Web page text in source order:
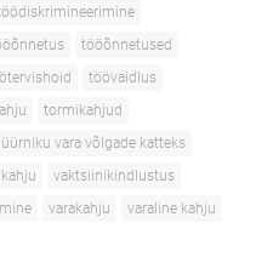
tööõnnetused
töövaidlus
tormikahjud
üürniku vara võlgade katteks
vaktsiinikindlustus
varakahju
varaline kahju